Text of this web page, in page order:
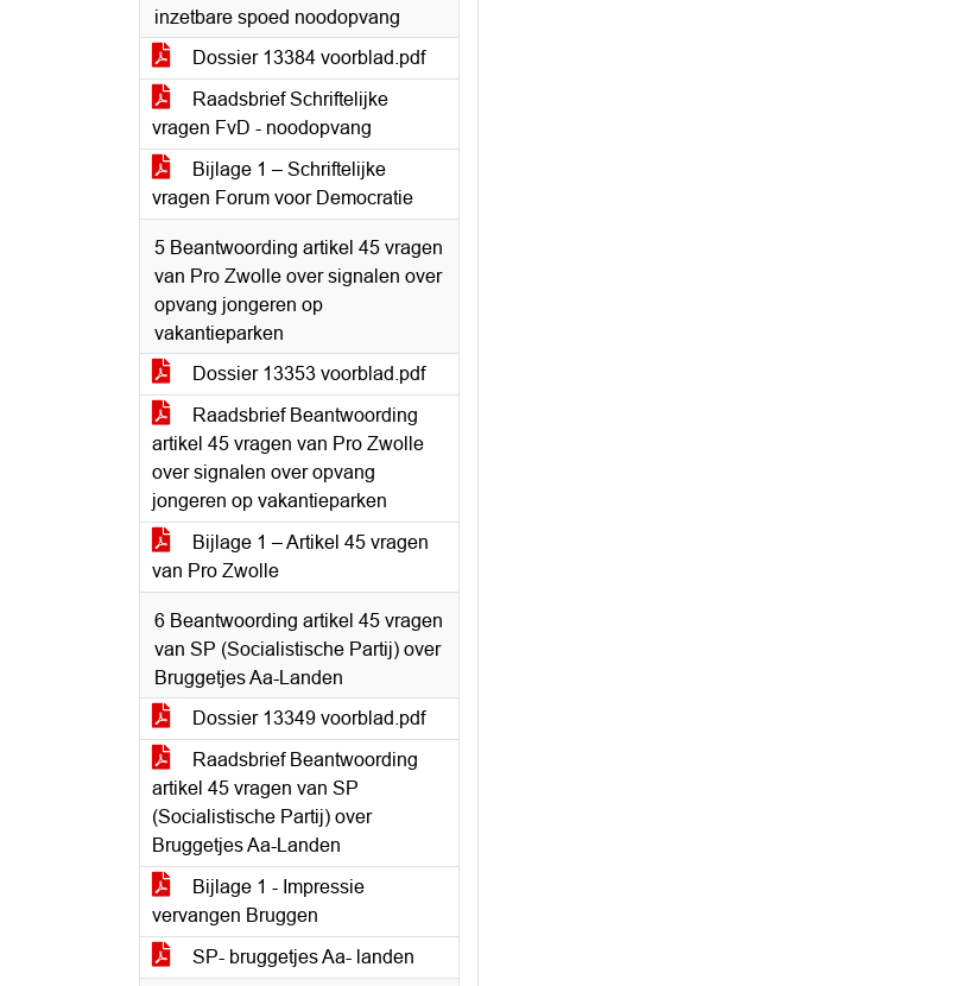
inzetbare spoed noodopvang
Dossier 13384 voorblad.pdf
Raadsbrief Schriftelijke
vragen FvD - noodopvang
Bijlage 1 – Schriftelijke
vragen Forum voor Democratie
5 Beantwoording artikel 45 vragen
van Pro Zwolle over signalen over
opvang jongeren op
vakantieparken
Dossier 13353 voorblad.pdf
Raadsbrief Beantwoording
artikel 45 vragen van Pro Zwolle
over signalen over opvang
jongeren op vakantieparken
Bijlage 1 – Artikel 45 vragen
van Pro Zwolle
6 Beantwoording artikel 45 vragen
van SP (Socialistische Partij) over
Bruggetjes Aa-Landen
Dossier 13349 voorblad.pdf
Raadsbrief Beantwoording
artikel 45 vragen van SP
(Socialistische Partij) over
Bruggetjes Aa-Landen
Bijlage 1 - Impressie
vervangen Bruggen
SP- bruggetjes Aa- landen